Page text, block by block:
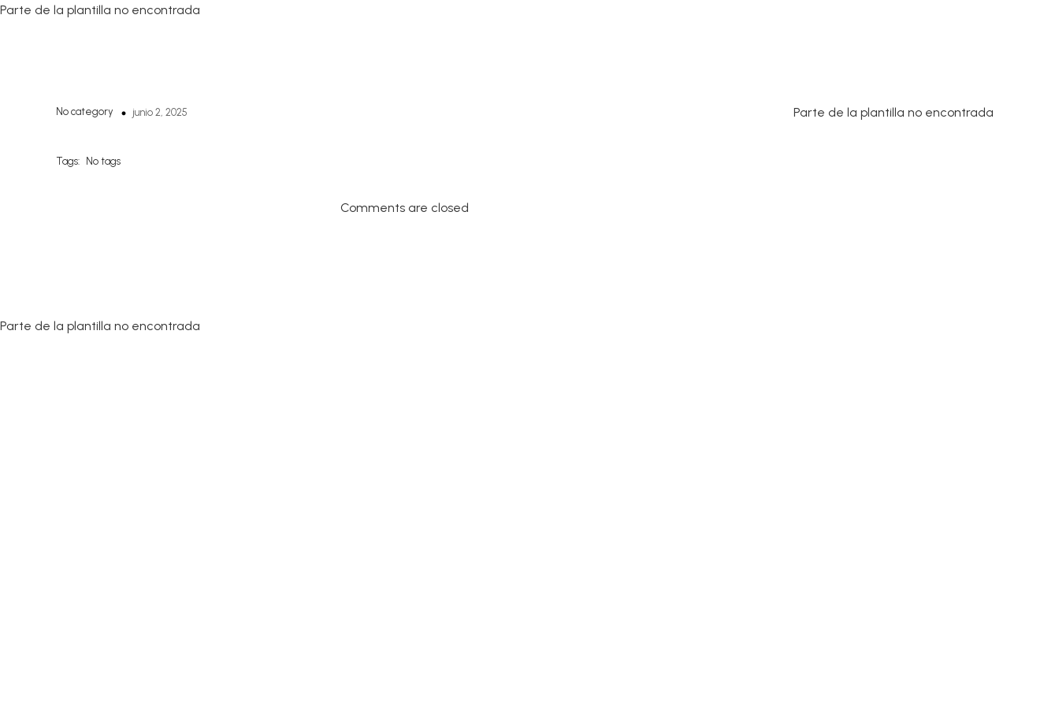
Parte de la plantilla no encontrada
No category junio 2, 2025
Tags: No tags
Comments are closed
Parte de la plantilla no encontrada
Parte de la plantilla no encontrada